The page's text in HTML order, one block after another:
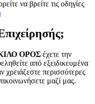
να βρείτε τις οδηγίες
ΟΡΟΣ έχετε την
από εξειδικευμένα
χρειάζεστε περισσότερες
μαζί μας.